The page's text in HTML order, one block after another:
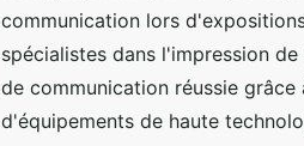
communication lors
spécialistes dans l'impression
de communication réussie
d'équipements de haute